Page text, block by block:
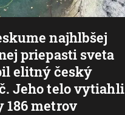
najhlbšej
priepasti sveta
elitný český
Jeho telo vytiahli
186 metrov